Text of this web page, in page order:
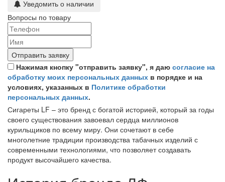
Уведомить о наличии
Вопросы по товару
Отправить заявку
Нажимая кнопку "отправить заявку", я даю согласие на
обработку моих персональных данных в порядке и на
условиях, указанных в Политике обработки
персональных данных.
Сигареты LF – это бренд с богатой историей, который за годы
своего существования завоевал сердца миллионов
курильщиков по всему миру. Они сочетают в себе
многолетние традиции производства табачных изделий с
современными технологиями, что позволяет создавать
продукт высочайшего качества.